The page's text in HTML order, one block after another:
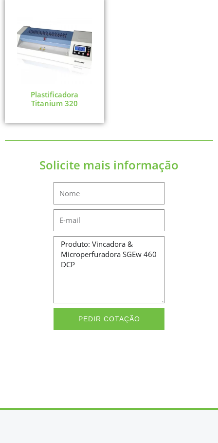
Plastificadora
Titanium 320
Solicite mais informação
Message
PEDIR COTAÇÃO